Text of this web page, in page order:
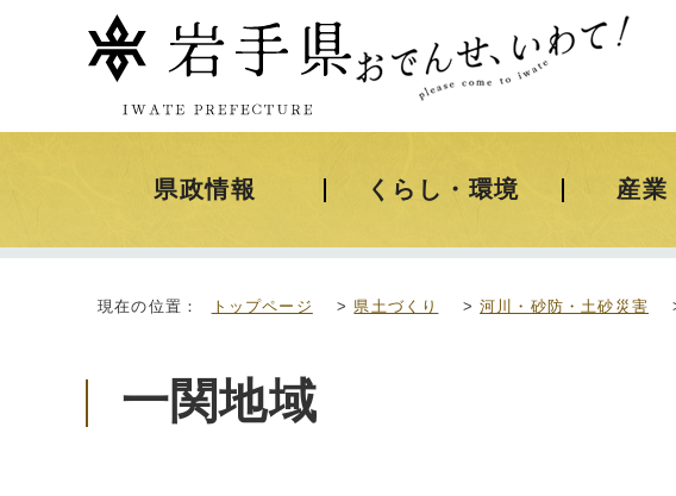
県政情報 くらし・環境 産業
現在の位置： トップページ > 県土づくり >河川・砂防・土砂災害
一関地域